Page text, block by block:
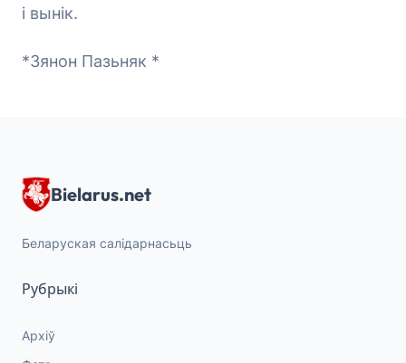
і вынік.
*Зянон Пазьняк *
Bielarus.net
Беларуская салідарнасьць
Рубрыкі
Архіў